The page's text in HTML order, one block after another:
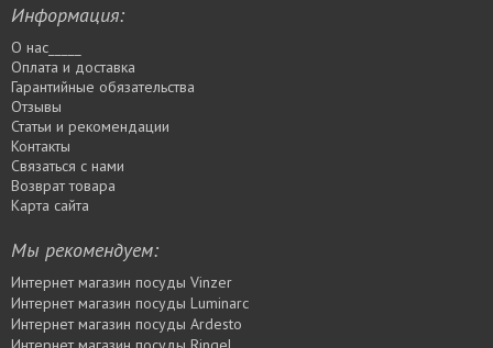
Информация:
О нас_____
Оплата и доставка
Гарантийные обязательства
Отзывы
Статьи и рекомендации
Контакты
Связаться с нами
Возврат товара
Карта сайта
Мы рекомендуем:
Интернет магазин посуды Vinzer
Интернет магазин посуды Luminarc
Интернет магазин посуды Ardesto